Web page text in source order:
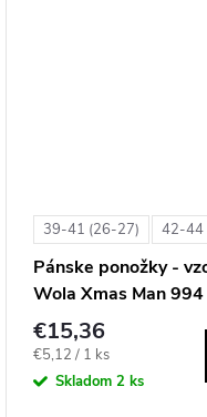
39-41 (26-27) 42-44
Pánske ponožky -
Wola Xmas Man
€15,36
Jednotková
cena:
€5,12 / 1 ks
Skladom2 ks